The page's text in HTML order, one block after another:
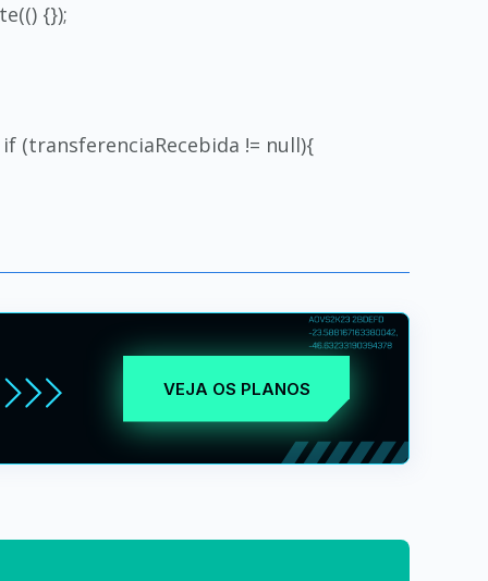
{});
(transferenciaRecebida != null){
VEJA OS PLANOS